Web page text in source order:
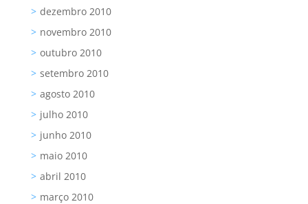
dezembro 2010
novembro 2010
outubro 2010
setembro 2010
agosto 2010
julho 2010
junho 2010
maio 2010
abril 2010
março 2010